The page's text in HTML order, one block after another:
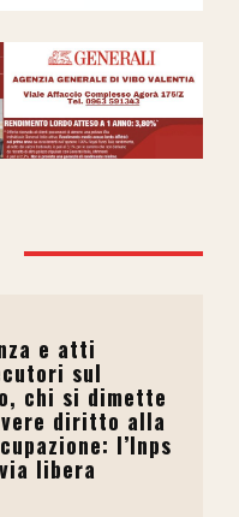
e atti
sul
chi si dimette
diritto alla
l’Inps
libera